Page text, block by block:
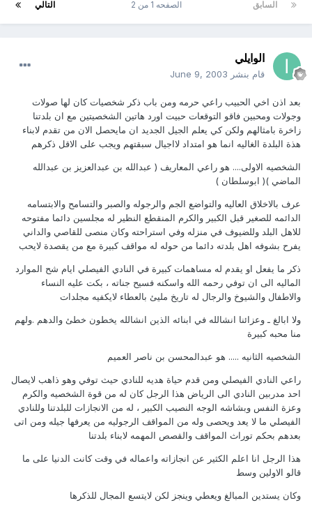
السابق التالي الصفحه 1 من 2
الوايلي
قام بنشر June 9, 2003
بعد اذن اخي الحبيب راعي حرمه ومن باب ذكر شخصيات كان لها صولات
وجولات ومحبين فاقو التوقعات حبيت اورد هاتين الشخصيتين مع ان بلدتنا
زاخرة بامثالهم ولكن كي يعلم الجيل الجديد ان مايحصل الان من تقدم لابناء
هذة البلدة الغاليه انما هو امتداد لااجيال سبقتهم ويجب على الاقل ذكرهم
الشخصيه الاولى.... هو راعي المعاريف ( عبدالله بن عبدالعزيز بن عبدالله
الماضي )( ابوسلطان )
عرف بالاخلاق العاليه والتواضع الجم والرجوله والصبر والتسامح والابتسامه
الدائمه للصغير قبل الكبير والكرم المنقطع النظير له مجلسين دائما مفتوحه
للاهل البلد وللضيوف في منزله وفي استراحته وكان منصى للقاصي والداني
يفرح بشوفه اهل بلدته دائما من حوله له مواقف كبيرة مع من يقصدة لايحب
ذكر ما يفعل او يقدم له مساهمات كبيرة في النادي الفيصلي ايام شح الموارد
الماليه الى ان توفي رحمه الله واسكنه فسيح جناته ، بكت عليه النساء
والاطفال والشيوخ والرجال له تاريخ مليئ بالعطاء لايكفيه مجلدات
ولا ابالغ ـ وعزائنا انشالله في ابنائه الذين انشالله يخطون خطئ والدهم .ولهم
منا محبه كبيرة
الشخصيه الثانيه ..... هو عبدالمحسن بن ناصر العميم
راعي النادي الفيصلي ومن قدم حياة هديه للنادي حيث توفي وهو ذاهب لايصال
احد مدربين النادي الى الرياض هذا الرجل كان له من قوة الشخصيه والكرم
وعزة النفس وبشاشه الوجه النصيب الكبير ، له من الانجازات للبلدتنا وللنادي
الفيصلي ما لا يعد ويحصى وله من المواقف الرجوليه من يعرفها جيله ومن اتى
بعدهم بحكم توراث المواقف والقصص المهمه لابناء بلدتنا
هذا الرجل انا اعلم الكثير عن انجازاته واعماله في وقت كانت الدنيا على ما
قالو الاولين وسط
وكان يستدين المبالغ ويعطي وينجز لكن لايتسع المجال للذكرها